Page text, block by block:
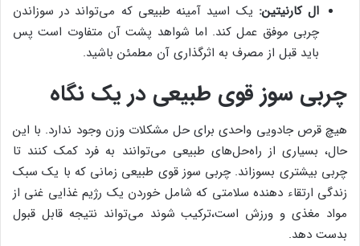
ال کارنیتین: یک اسید آمینه طبیعی که می‌تواند در سوزاندن
چربی موفق عمل کند. اما شواهد پشت آن متفاوت است پس
باید قبل از مصرف به اثرگذاری آن مطمئن باشید.
چربی سوز قوی طبیعی در یک نگاه
هیچ قرص جادویی واحدی برای حل مشکلات وزن وجود ندارد. با این
حال، بسیاری از راه‌حل‌های طبیعی می‌توانند به فرد کمک کنند تا
چربی بیشتری بسوزاند. چربی سوز قوی طبیعی زمانی که با یک سبک
زندگی ارتقاء دهنده سلامتی که شامل خوردن یک رژیم غذایی غنی از
مواد مغذی و ورزش است،‌ترکیب شوند می‌تواند نتیجه قابل قبول
بدست دهد.